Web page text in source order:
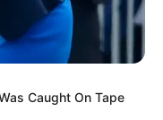
Caught On Tape